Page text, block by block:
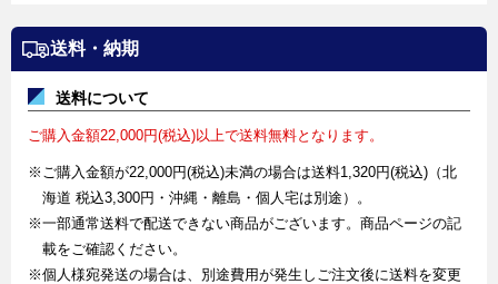
送料・納期
送料について
ご購入金額22,000円(税込)以上で送料無料となります。
※ご購入金額が22,000円(税込)未満の場合は送料1,320円(税込)（北
海道 税込3,300円・沖縄・離島・個人宅は別途）。
※一部通常送料で配送できない商品がございます。商品ページの記
載をご確認ください。
※個人様宛発送の場合は、別途費用が発生しご注文後に送料を変更